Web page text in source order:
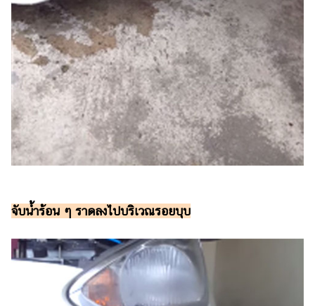
ทอง
ราคา
น้ำมัน
วา
ไร
ตี้
แต่งงาน
และ
เด็ก
สัตว์
เลี้ยง
Infographic
จับน้ำร้อน ๆ ราดลงไปบริเวณรอยบุบ